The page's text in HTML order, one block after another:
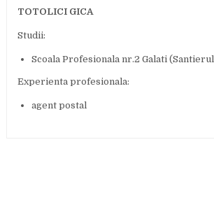
TOTOLICI GICA
Studii:
Scoala Profesionala nr.2 Galati
Experienta profesionala:
agent postal